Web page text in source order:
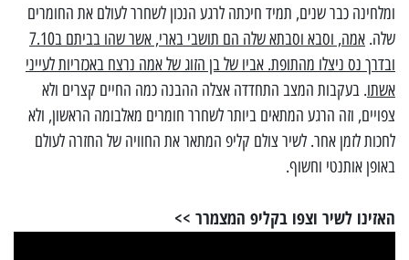
ומלחינה כבר שנים, תמיד חיכתה לרגע הנכון לשחרר לעולם את החומרים
שלה.
אמה, וסבא וסבתא שלה הם תושבי בארי, אשר שהו בביתם ב7.10
ובדרך נס ניצלו מהתופת. אביו של בן הזוג של אמה נרצח באכזריות לעייני
אשתו. בעקבות המצב התחדדה אצלה ההבנה כמה החיים קצרים ולא
צפויים, וזה הרגע המתאים ביותר לשחרר חומרים מאלבומה הראשון, ולא
לחכות לזמן אחר. לשיר צולם קליפ המתאר את החוויה של החזרה לעולם
באופן אותנטי וחשוף.
האזינו לשיר וצפו בקליפ המצמרר >>